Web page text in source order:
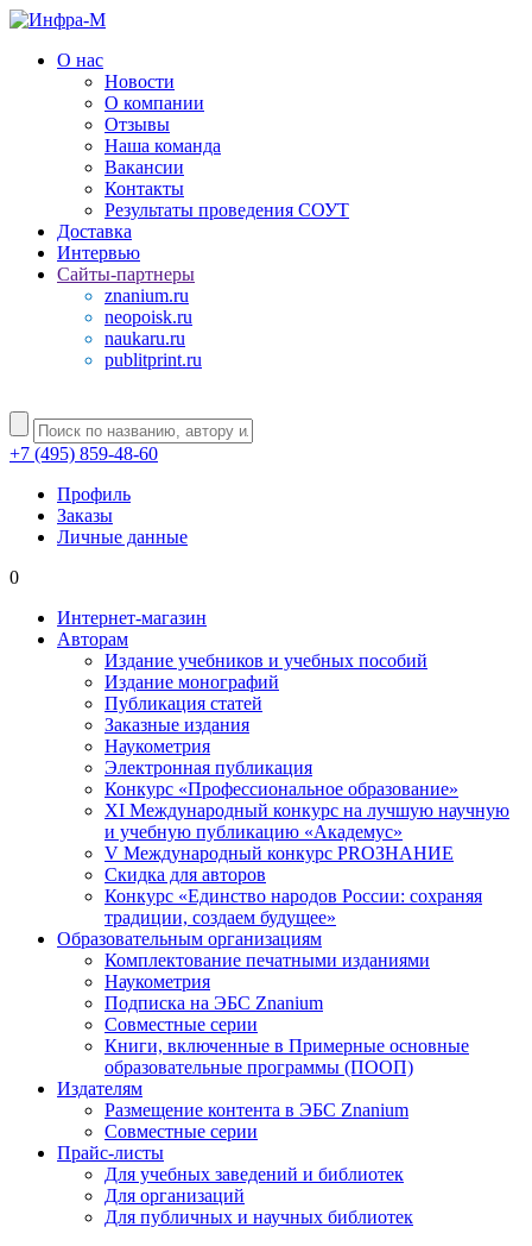
О нас
Новости
О компании
Отзывы
Наша команда
Вакансии
Контакты
Результаты проведения СОУТ
Доставка
Интервью
Сайты-партнеры
znanium.ru
neopoisk.ru
naukaru.ru
publitprint.ru
+7 (495) 859-48-60
Профиль
Заказы
Личные данные
0
Интернет-магазин
Авторам
Издание учебников и учебных пособий
Издание монографий
Публикация статей
Заказные издания
Наукометрия
Электронная публикация
Конкурс «Профессиональное образование»
XI Международный конкурс на лучшую научную
и учебную публикацию «Академус»
V Международный конкурс PROЗНАНИЕ
Скидка для авторов
Конкурс «Единство народов России: сохраняя
традиции, создаем будущее»
Образовательным организациям
Комплектование печатными изданиями
Наукометрия
Подписка на ЭБС Znanium
Совместные серии
Книги, включенные в Примерные основные
образовательные программы (ПООП)
Издателям
Размещение контента в ЭБС Znanium
Совместные серии
Прайс-листы
Для учебных заведений и библиотек
Для организаций
Для публичных и научных библиотек